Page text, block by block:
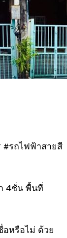
#รถไฟฟ้าสายสี
4ชั่น พื้นที่
หรือไม่ ด้วย